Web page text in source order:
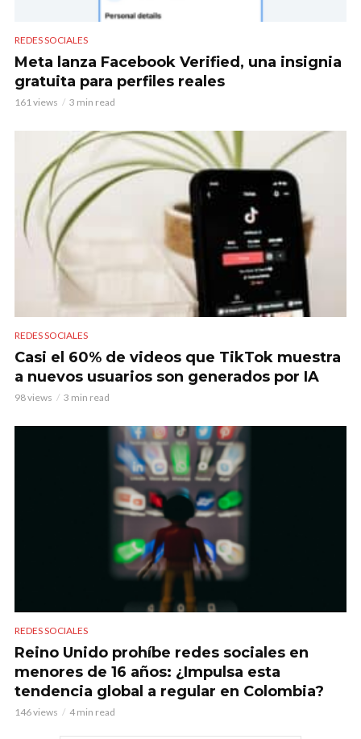
REDES SOCIALES
Meta lanza Facebook Verified, una insignia
gratuita para perfiles reales
161 views 3 min read
REDES SOCIALES
Casi el 60% de videos que TikTok muestra
a nuevos usuarios son generados por IA
98 views 3 min read
REDES SOCIALES
Reino Unido prohíbe redes sociales en
menores de 16 años: ¿Impulsa esta
tendencia global a regular en Colombia?
146 views 4 min read